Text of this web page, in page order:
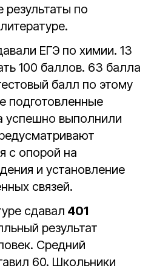
по
ЕГЭ по химии. 13
100 баллов. 63 балла
балл по этому
подготовленные
успешно выполнили
с опорой на
и установление
связей.
сдавал 401
результат
Средний
60. Школьники